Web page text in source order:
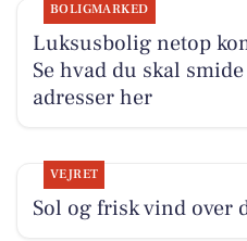
BOLIGMARKED
Luksusbolig netop
Se hvad du skal
adresser her
VEJRET
Sol og frisk vind over